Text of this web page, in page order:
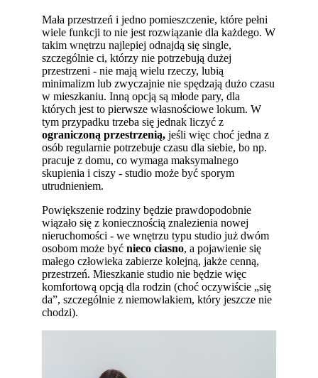
Mała przestrzeń i jedno pomieszczenie, które pełni
wiele funkcji to nie jest rozwiązanie dla każdego. W
takim wnętrzu najlepiej odnajdą się single,
szczególnie ci, którzy nie potrzebują dużej
przestrzeni - nie mają wielu rzeczy, lubią
minimalizm lub zwyczajnie nie spędzają dużo czasu
w mieszkaniu. Inną opcją są młode pary, dla
których jest to pierwsze własnościowe lokum. W
tym przypadku trzeba się jednak liczyć z
ograniczoną przestrzenią, jeśli więc choć jedna z
osób regularnie potrzebuje czasu dla siebie, bo np.
pracuje z domu, co wymaga maksymalnego
skupienia i ciszy - studio może być sporym
utrudnieniem.
Powiększenie rodziny będzie prawdopodobnie
wiązało się z koniecznością znalezienia nowej
nieruchomości - we wnętrzu typu studio już dwóm
osobom może byćnieco ciasno, a pojawienie się
małego człowieka zabierze kolejną, jakże cenną,
przestrzeń. Mieszkanie studio nie będzie więc
komfortową opcją dla rodzin (choć oczywiście „się
da”, szczególnie z niemowlakiem, który jeszcze nie
chodzi).